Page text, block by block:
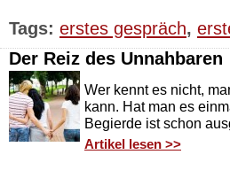
Tags: erstes gespräch,
Der Reiz des Unnahbaren
Wer kennt es nicht,
kann. Hat man es
Begierde ist schon
Artikel lesen >>